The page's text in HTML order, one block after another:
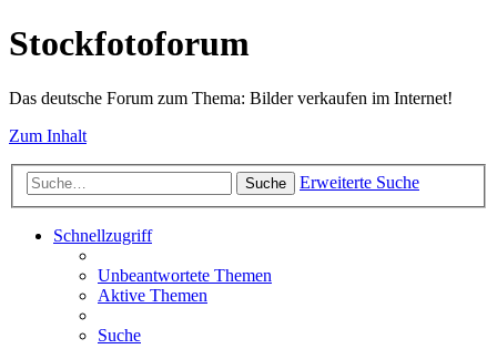
Stockfotoforum
Das deutsche Forum zum Thema: Bilder verkaufen im Internet!
Zum Inhalt
Suche Erweiterte Suche
Schnellzugriff
Unbeantwortete Themen
Aktive Themen
Suche